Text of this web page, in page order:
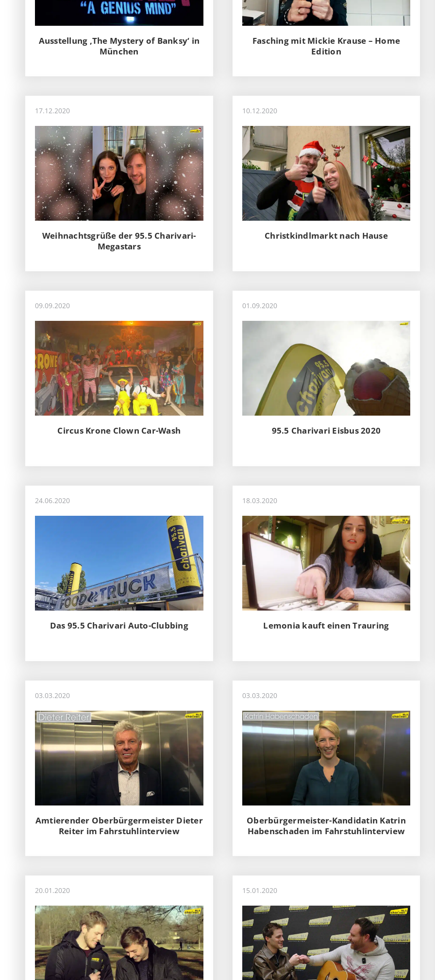
Ausstellung ‚The Mystery of Banksy‘ in
München
Fasching mit Mickie Krause – Home
Edition
17.12.2020
Weihnachtsgrüße der 95.5 Charivari-
Megastars
10.12.2020
Christkindlmarkt nach Hause
09.09.2020
Circus Krone Clown Car-Wash
01.09.2020
95.5 Charivari Eisbus 2020
24.06.2020
Das 95.5 Charivari Auto-Clubbing
18.03.2020
Lemonia kauft einen Trauring
03.03.2020
Amtierender Oberbürgermeister Dieter
Reiter im Fahrstuhlinterview
03.03.2020
Oberbürgermeister-Kandidatin Katrin
Habenschaden im Fahrstuhlinterview
20.01.2020 15.01.2020